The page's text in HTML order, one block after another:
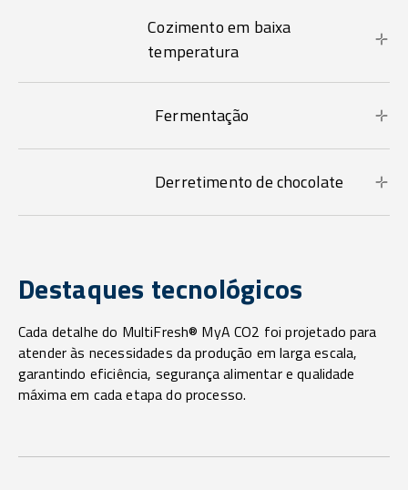
Cozimento em baixa
temperatura
Fermentação
Derretimento de chocolate
Destaques tecnológicos
Cada detalhe do MultiFresh® MyA CO2 foi projetado para
atender às necessidades da produção em larga escala,
garantindo eficiência, segurança alimentar e qualidade
máxima em cada etapa do processo.